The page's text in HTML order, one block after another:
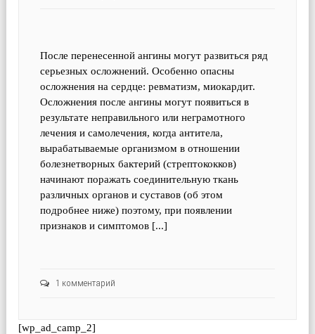
После перенесенной ангины могут развиться ряд
серьезных осложнений. Особенно опасны
осложнения на сердце: ревматизм, миокардит.
Осложнения после ангины могут появиться в
результате неправильного или неграмотного
лечения и самолечения, когда антитела,
вырабатываемые организмом в отношении
болезнетворных бактерий (стрептококков)
начинают поражать соединительную ткань
различных органов и суставов (об этом
подробнее ниже) поэтому, при появлении
признаков и симптомов [...]
1 комментарий
[wp_ad_camp_2]